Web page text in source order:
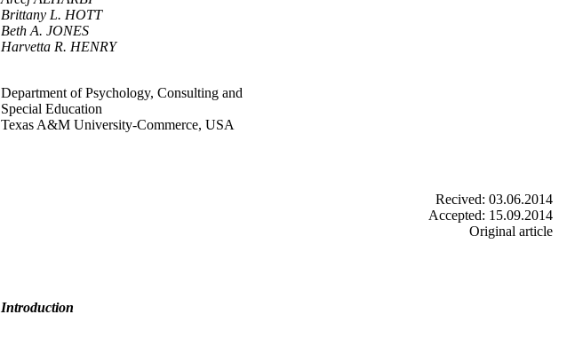
Brittany L. HOTT
Beth A. JONES
Harvetta R. HENRY
Department of Psychology, Consulting and
Special Education
Texas A&M University-Commerce, USA
Recived: 03.06.2014
Accepted: 15.09.2014
Original article
Introduction